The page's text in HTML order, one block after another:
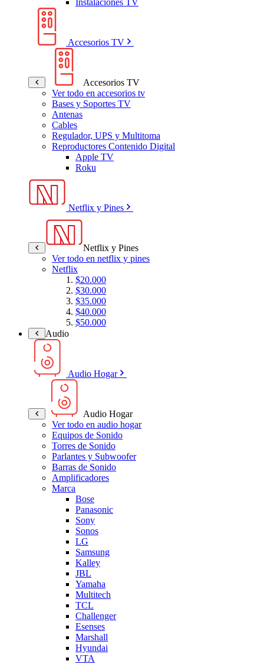
Accesorios TV
Accesorios TV
Ver todo en accesorios tv
Bases y Soportes TV
Antenas
Cables
Regulador, UPS y Multitoma
Reproductores Contenido Digital
Apple TV
Roku
Netflix y Pines
Netflix y Pines
Ver todo en netflix y pines
Netflix
$20.000
$30.000
$35.000
$40.000
$50.000
Audio
Audio Hogar
Audio Hogar
Ver todo en audio hogar
Equipos de Sonido
Torres de Sonido
Parlantes y Subwoofer
Barras de Sonido
Amplificadores
Marca
Bose
Panasonic
Sony
Sonos
LG
Samsung
Kalley
JBL
Yamaha
Multitech
TCL
Challenger
Esenses
Marshall
Hyundai
VTA